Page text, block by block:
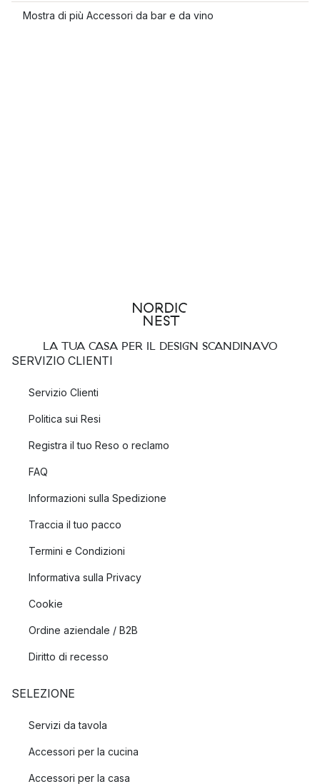
Mostra di più Accessori da bar e da vino
LA TUA CASA PER IL DESIGN SCANDINAVO
SERVIZIO CLIENTI
Servizio Clienti
Politica sui Resi
Registra il tuo Reso o reclamo
FAQ
Informazioni sulla Spedizione
Traccia il tuo pacco
Termini e Condizioni
Informativa sulla Privacy
Cookie
Ordine aziendale / B2B
Diritto di recesso
SELEZIONE
Servizi da tavola
Accessori per la cucina
Accessori per la casa